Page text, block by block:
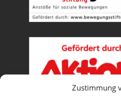
Zustimmung